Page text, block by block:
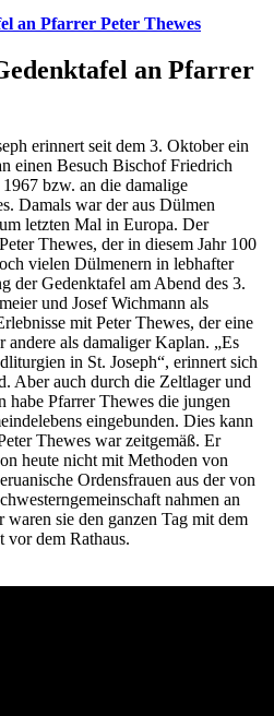
an Pfarrer Peter Thewes
an Pfarrer
erinnert seit dem 3. Oktober ein
einen Besuch Bischof Friedrich
bzw. an die damalige
Damals war der aus Dülmen
letzten Mal in Europa. Der
Thewes, der in diesem Jahr 100
vielen Dülmenern in lebhafter
der Gedenktafel am Abend des 3.
und Josef Wichmann als
mit Peter Thewes, der eine
andere als damaliger Kaplan. „Es
in St. Joseph“, erinnert sich
Aber auch durch die Zeltlager und
habe Pfarrer Thewes die jungen
eingebunden. Dies kann
Thewes war zeitgemäß. Er
heute nicht mit Methoden von
Ordensfrauen aus der von
nahmen an
sie den ganzen Tag mit dem
vor dem Rathaus.